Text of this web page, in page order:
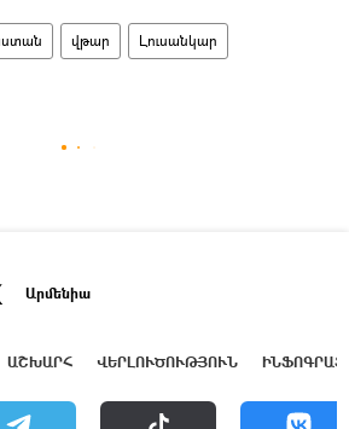
վթար Լուսանկար
Արմենիա
ԱՇԽԱՐՀ ՎԵՐԼՈՒԾՈՒԹՅՈՒՆ